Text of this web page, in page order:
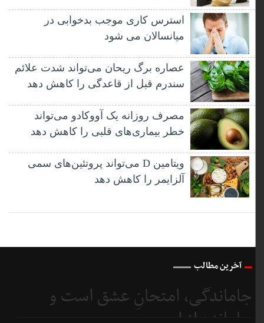
استرس کاری موجب بدخوابی در
میانسالان می شود
عصاره برگ ریحان می‌تواند شدت علائم
سندرم قبل از قاعدگی را کاهش دهد
مصرف روزانه یک آووکادو می‌تواند
خطر بیماری‌های قلبی را کاهش دهد
ویتامین D می‌تواند پروتئین‌های سمی
آلزایمر را کاهش دهد
آخرین مطالب
جاماندگی، امتحانِ عشق است و